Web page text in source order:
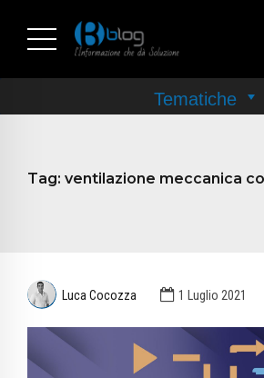
Tag: ventilazione meccanica
Luca Cocozza 1 Luglio 2021